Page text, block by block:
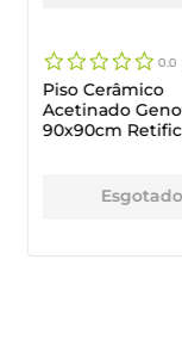
0.0
Piso Cerâmico
Acetinado
90x90cm
Esgotado